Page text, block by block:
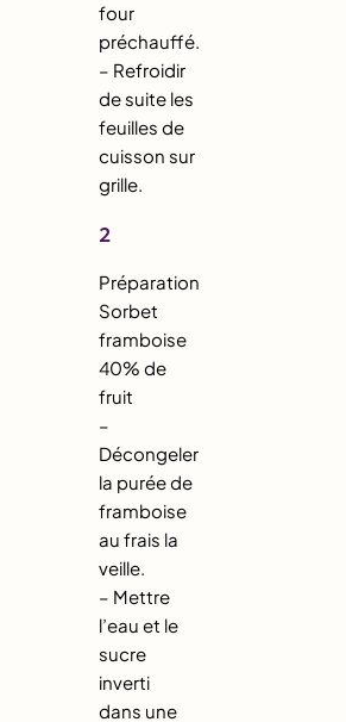
four
préchauffé.
– Refroidir
de suite les
feuilles de
cuisson sur
grille.
2
Préparation
Sorbet
framboise
40% de
fruit
–
Décongeler
la purée de
framboise
au frais la
veille.
– Mettre
l’eau et le
sucre
inverti
dans une